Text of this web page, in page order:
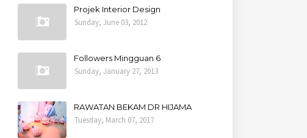
Projek Interior Design
Sunday, June 03, 2012
Followers Mingguan 6
Sunday, January 27, 2013
RAWATAN BEKAM DR HIJAMA
Tuesday, March 07, 2017